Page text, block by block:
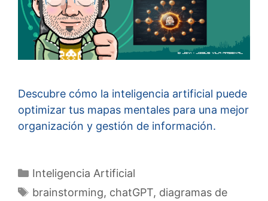
Descubre cómo la inteligencia artificial puede
optimizar tus mapas mentales para una mejor
organización y gestión de información.
Categorías
Inteligencia Artificial
Etiquetas
brainstorming, chatGPT, diagramas de